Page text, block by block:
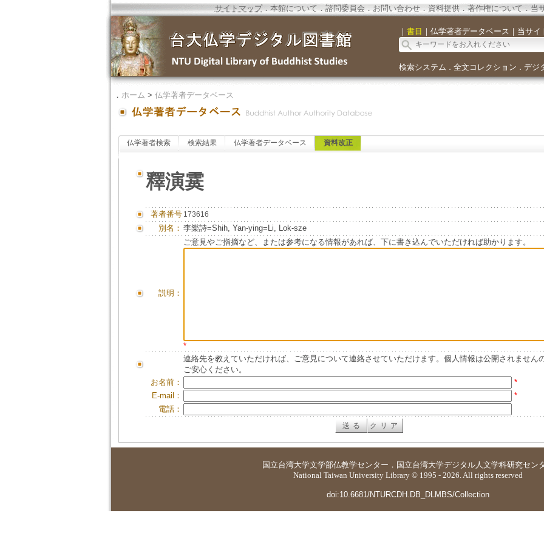
サイトマップ．本館について．諮問委員会． お問い合わせ． 資料提供．著作権について．当
｜ 書目 ｜ 仏学著者データベース ｜ 当サイ
検索システム ． 全文コレクション ． デジ
． ホーム > 仏学著者データベース
仏学著者検索 検索結果 仏学著者データベース 資料改正
釋演霙
著者番号 173616
別名： 李樂詩=Shih, Yan-ying=Li, Lok-sze
説明：
ご意見やご指摘など、または参考になる情報があれば、下に書き込んでいただければ助かります。
*
連絡先を教えていただければ、ご意見について連絡させていただけます。個人情報は公開されません
ご安心ください。
お名前：
*
E-mail：
*
電話：
国立台湾大学文学部仏教学センター ． 国立台湾大学デジタル人文学科研究セン
National Taiwan University Library © 1995 - 2026. All rights reserved
doi:10.6681/NTURCDH.DB_DLMBS/Collection